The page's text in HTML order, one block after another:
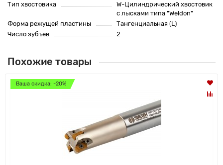
Тип хвостовика
W-Цилиндрический хвостовик
с лысками типа "Weldon"
Форма режущей пластины
Тангенциальная (L)
Число зубъев
2
Похожие товары
Ваша скидка: -20%